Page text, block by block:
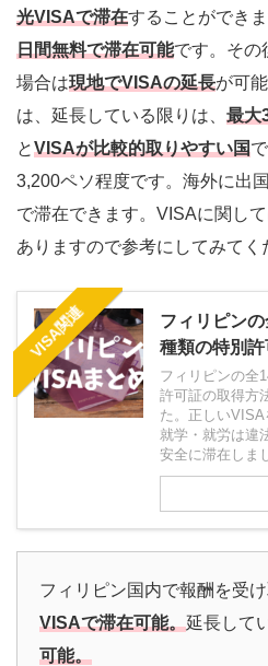
光VISAで滞在することができ
日間無料で滞在可能です。その
場合は現地でVISAの延長が可
は、延長している限りは、 最大
とVISAが比較的取りやすい国
3,200ペソ程度です。海外に出
で滞在できます。VISAに関し
ありますので参考にしてみてく
VISA関連
フィリピン
種類の特別
フィリピンの全
許可証の取得方
た。正しい
就学・就労は違
安全に滞在しま
フィリピン国内で報酬を受
VISAで滞在可能。延長して
可能。